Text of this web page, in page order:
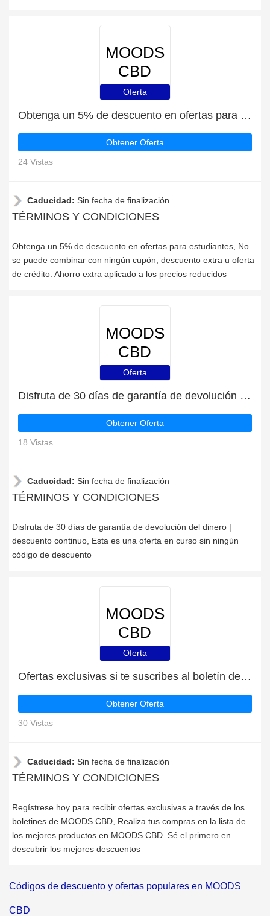
MOODS
CBD
Oferta
Obtenga un 5% de descuento en ofertas para estudiantes
Obtener Oferta
24 Vistas
Caducidad: Sin fecha de finalización
TÉRMINOS Y CONDICIONES
Obtenga un 5% de descuento en ofertas para estudiantes, No
se puede combinar con ningún cupón, descuento extra u oferta
de crédito. Ahorro extra aplicado a los precios reducidos
MOODS
CBD
Oferta
Disfruta de 30 días de garantía de devolución del dinero | descuento continuo
Obtener Oferta
18 Vistas
Caducidad: Sin fecha de finalización
TÉRMINOS Y CONDICIONES
Disfruta de 30 días de garantía de devolución del dinero |
descuento continuo, Esta es una oferta en curso sin ningún
código de descuento
MOODS
CBD
Oferta
Ofertas exclusivas si te suscribes al boletín de MOODS CBD
Obtener Oferta
30 Vistas
Caducidad: Sin fecha de finalización
TÉRMINOS Y CONDICIONES
Regístrese hoy para recibir ofertas exclusivas a través de los
boletines de MOODS CBD, Realiza tus compras en la lista de
los mejores productos en MOODS CBD. Sé el primero en
descubrir los mejores descuentos
Códigos de descuento y ofertas populares en MOODS
CBD